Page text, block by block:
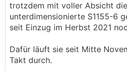
trotzdem mit voller Absicht
unterdimensionierte S1155-6
seit Einzug im Herbst 2021
Dafür läuft sie seit Mitte
Takt durch.